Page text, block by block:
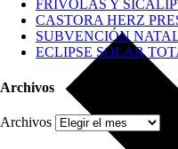
FRÍVOLAS Y
CASTORA HERZ
SUBVENCIÓN
ECLIPSE SOLAR
Archivos
Archivos